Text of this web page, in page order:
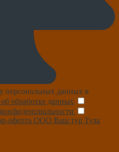
персональных данных в
обработке данных
оферта ООО Ваш тур Тула